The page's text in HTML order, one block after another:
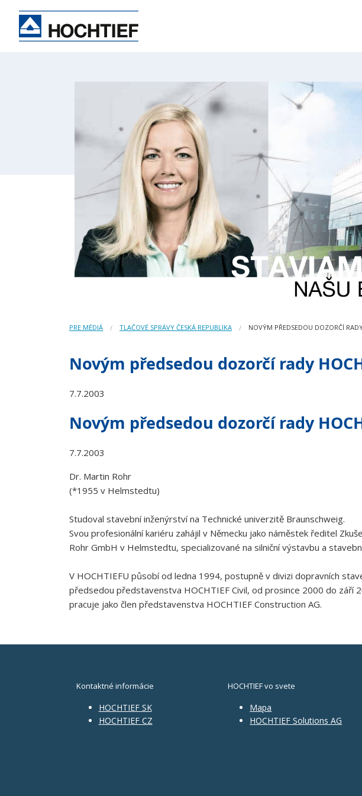
PRE MÉDIÁ TLAČOVÉ SPRÁVY ČESKÁ REPUBLIKA NOVÝM PŘEDSEDOU DOZORČÍ
Novým předsedou dozorčí rady
7.7.2003
Novým předsedou dozorčí rady
7.7.2003
Dr. Martin Rohr
(*1955 v Helmstedtu)
Studoval stavební inženýrství na Technické univerzitě Braunschweig.
Svou profesionální kariéru zahájil v Německu jako náměstek ředitel
Rohr GmbH v Helmstedtu, specializované na silniční výstavbu a
V HOCHTIEFU působí od ledna 1994, postupně v divizi dopravních
předsedou představenstva HOCHTIEF Civil, od prosince 2000 do září
pracuje jako člen představenstva HOCHTIEF Construction AG.
Kontaktné informácie
HOCHTIEF SK
HOCHTIEF CZ
HOCHTIEF vo svete
Mapa
HOCHTIEF Solutions AG